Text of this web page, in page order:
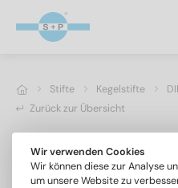
Stifte Kegelstifte
Zurück zur Übersicht
Wir verwenden Cookies
Wir können diese zur Analyse
um unsere Website zu